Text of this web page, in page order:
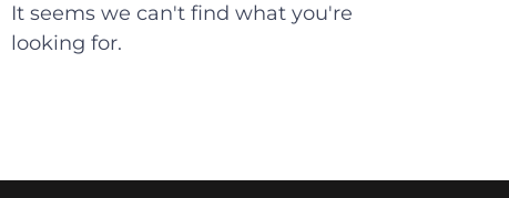
It seems we can't find what you're
looking for.